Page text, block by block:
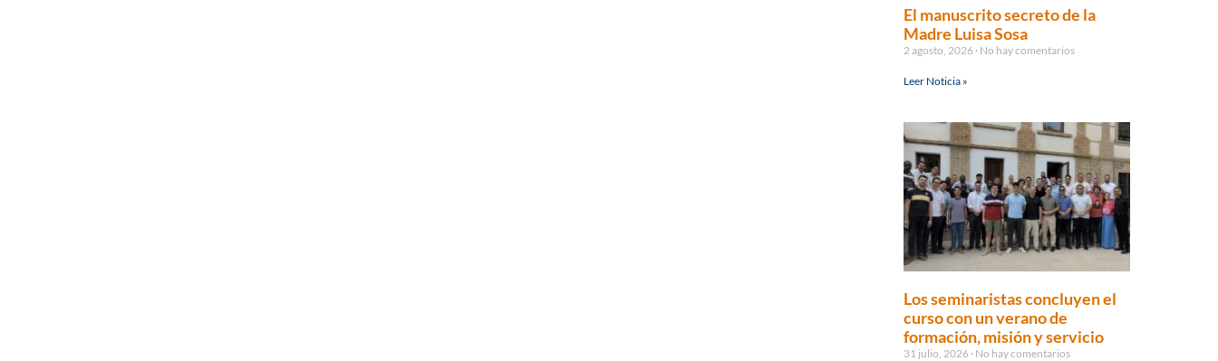
El manuscrito secreto de la
Madre Luisa Sosa
2 agosto, 2026 No hay comentarios
Leer Noticia »
Los seminaristas concluyen el
curso con un verano de
formación, misión y servicio
31 julio, 2026 No hay comentarios